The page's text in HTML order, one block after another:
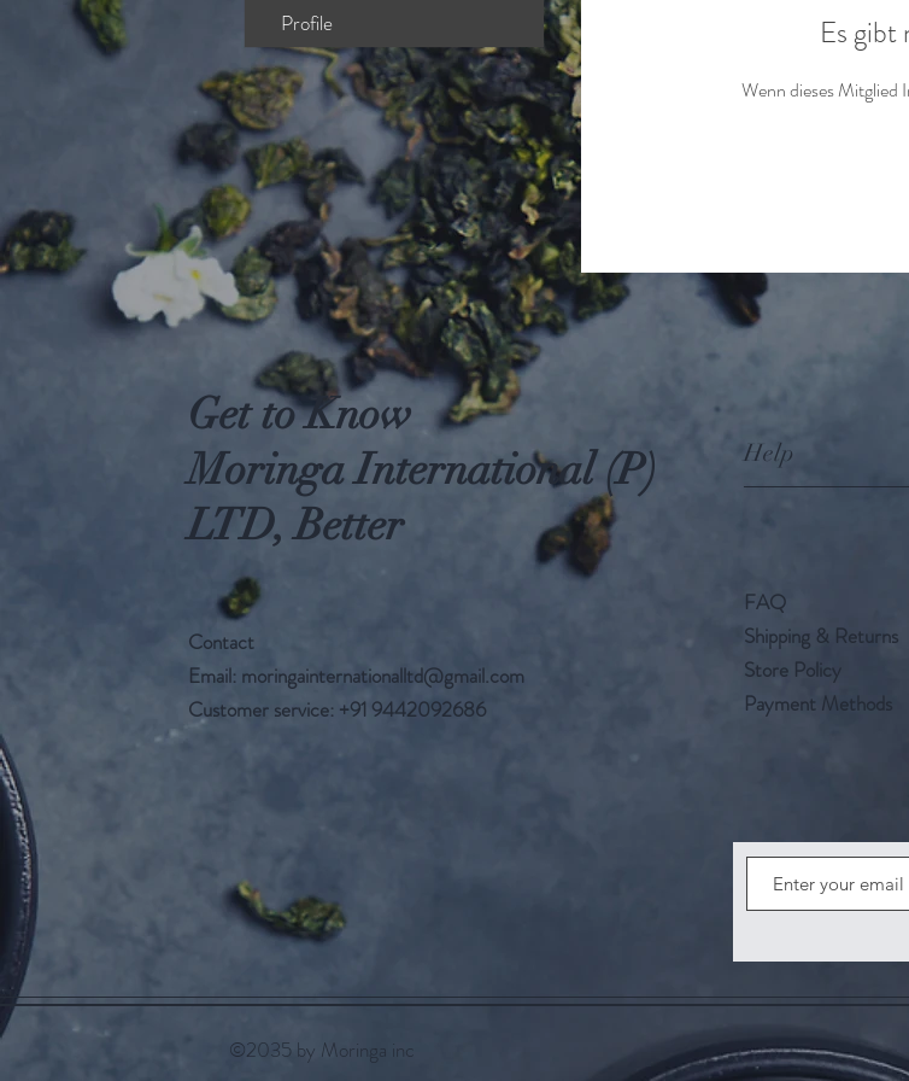
Es gibt
Wenn dieses Mitglied
Profile
Get to Know
Moringa International (P)
LTD, Better
Help
Contact
Email: moringainternationalltd@gmail.com
Customer service: +91 9442092686
FAQ
Shipping & Returns
Store Policy
Payment Methods
©2035 by Moringa inc